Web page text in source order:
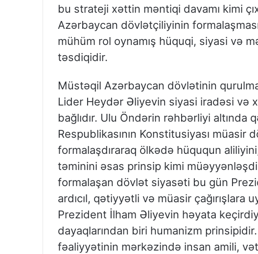
bu strateji xəttin məntiqi davamı kimi
Azərbaycan dövlətçiliyinin
mühüm rol oynamış hüquqi, siyasi və
təsdiqidir.
Müstəqil Azərbaycan dövlətinin
Lider Heydər Əliyevin siyasi iradəsi və
bağlıdır. Ulu Öndərin rəhbərliyi altında
Respublikasının Konstitusiyası
formalaşdıraraq ölkədə hüququn
təminini əsas prinsip kimi
formalaşan dövlət siyasəti bu gün
ardıcıl, qətiyyətli və müasir çağırışlara
Prezident İlham Əliyevin həyata
dayaqlarından biri humanizm prinsipidir.
fəaliyyətinin mərkəzində insan amili,